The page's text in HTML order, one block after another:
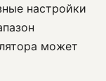
настройки
может